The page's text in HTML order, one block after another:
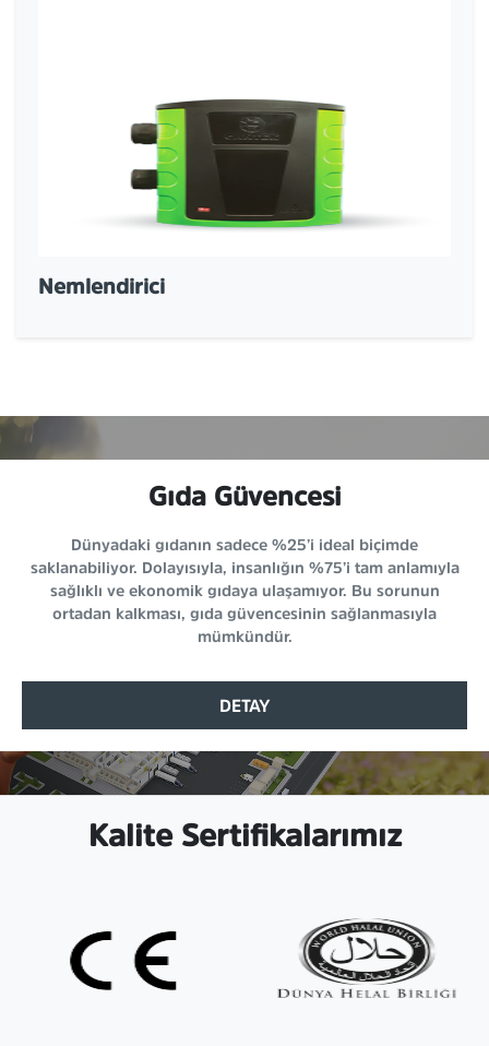
Nemlendirici
Gıda Güvencesi
Dünyadaki gıdanın sadece %25’i ideal biçimde
saklanabiliyor. Dolayısıyla, insanlığın %75’i tam anlamıyla
sağlıklı ve ekonomik gıdaya ulaşamıyor. Bu sorunun
ortadan kalkması, gıda güvencesinin sağlanmasıyla
mümkündür.
DETAY
Kalite Sertifikalarımız